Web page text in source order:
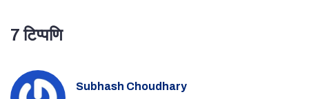
7 टिप्पणि
Subhash Choudhary